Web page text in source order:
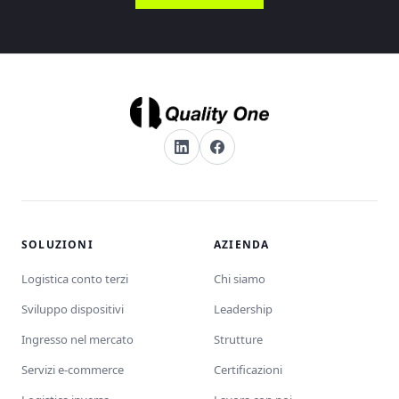
SOLUZIONI
Logistica conto terzi
Sviluppo dispositivi
Ingresso nel mercato
Servizi e-commerce
AZIENDA
Chi siamo
Leadership
Strutture
Certificazioni